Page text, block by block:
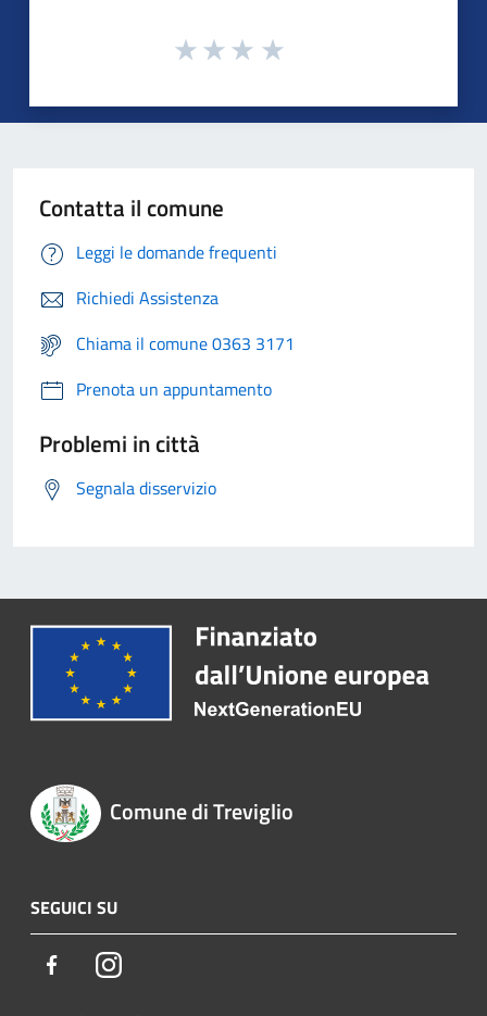
Contatta il comune
Leggi le domande frequenti
Richiedi Assistenza
Chiama il comune 0363 3171
Prenota un appuntamento
Problemi in città
Segnala disservizio
Comune di Treviglio
SEGUICI SU
FacebookInstagram